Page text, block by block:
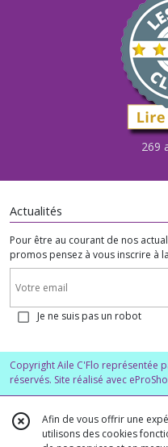
269
Actualités
Pour être au courant de nos
promos pensez à vous inscrire à
Je ne suis pas un robot
Copyright Aile C'Flo représentée
réservés. Site réalisé avec
Afin de vous offrir une
utilisons des cookies